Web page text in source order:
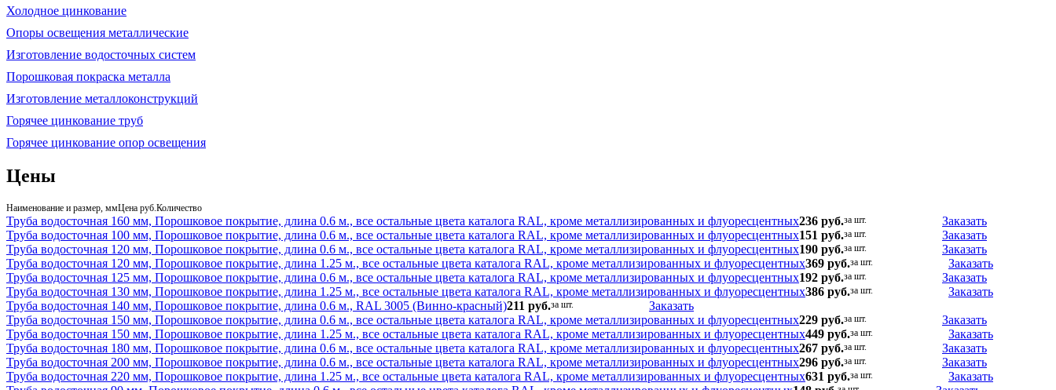
Холодное цинкование
Опоры освещения металлические
Изготовление водосточных систем
Порошковая покраска металла
Изготовление металлоконструкций
Горячее цинкование труб
Горячее цинкование опор освещения
Цены
Наименование и размер, ммЦена руб. Количество
Труба водосточная 160 мм, Порошковое покрытие, длина 0.6 м., все остальные цвета каталога RAL, кроме металлизированных и флуоресцентных236 руб.за шт.
Заказать
Труба водосточная 100 мм, Порошковое покрытие, длина 0.6 м., все остальные цвета каталога RAL, кроме металлизированных и флуоресцентных151 руб.за шт.
Заказать
Труба водосточная 120 мм, Порошковое покрытие, длина 0.6 м., все остальные цвета каталога RAL, кроме металлизированных и флуоресцентных190 руб.за шт.
Заказать
Труба водосточная 120 мм, Порошковое покрытие, длина 1.25 м., все остальные цвета каталога RAL, кроме металлизированных и флуоресцентных369 руб.за шт.
Заказать
Труба водосточная 125 мм, Порошковое покрытие, длина 0.6 м., все остальные цвета каталога RAL, кроме металлизированных и флуоресцентных192 руб.за шт.
Заказать
Труба водосточная 130 мм, Порошковое покрытие, длина 1.25 м., все остальные цвета каталога RAL, кроме металлизированных и флуоресцентных386 руб.за шт.
Заказать
Труба водосточная 140 мм, Порошковое покрытие, длина 0.6 м., RAL 3005 (Винно-красный)211 руб.за шт.
Заказать
Труба водосточная 150 мм, Порошковое покрытие, длина 0.6 м., все остальные цвета каталога RAL, кроме металлизированных и флуоресцентных229 руб.за шт.
Заказать
Труба водосточная 150 мм, Порошковое покрытие, длина 1.25 м., все остальные цвета каталога RAL, кроме металлизированных и флуоресцентных449 руб.за шт.
Заказать
Труба водосточная 180 мм, Порошковое покрытие, длина 0.6 м., все остальные цвета каталога RAL, кроме металлизированных и флуоресцентных267 руб.за шт.
Заказать
Труба водосточная 200 мм, Порошковое покрытие, длина 0.6 м., все остальные цвета каталога RAL, кроме металлизированных и флуоресцентных296 руб.за шт.
Заказать
Труба водосточная 220 мм, Порошковое покрытие, длина 1.25 м., все остальные цвета каталога RAL, кроме металлизированных и флуоресцентных631 руб.за шт.
Заказать